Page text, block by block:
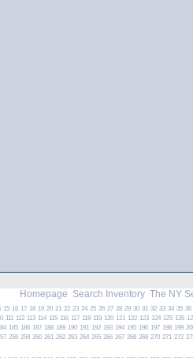
Homepage Search Inventory The NY
15 16 17 18 19 20 21 22 23 24 25 26 27 28 29 30 31 32 33 34 35 36
111 112 113 114 115 116 117 118 119 120 121 122 123 124 125 126
185 186 187 188 189 190 191 192 193 194 195 196 197 198 199
258 259 260 261 262 263 264 265 266 267 268 269 270 271 272